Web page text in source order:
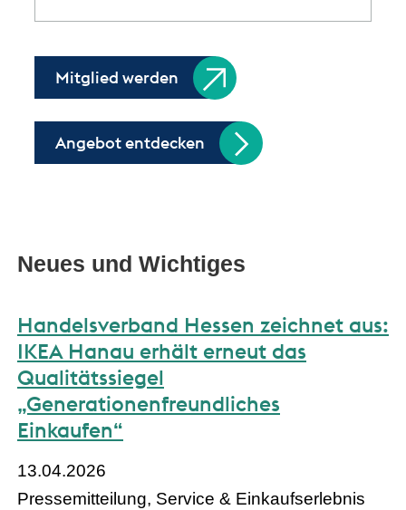
Mitglied werden
Angebot entdecken
Neues und Wichtiges
Handelsverband Hessen zeichnet aus:
IKEA Hanau erhält erneut das
Qualitätssiegel
„Generationenfreundliches
Einkaufen“
13.04.2026
Pressemitteilung, Service & Einkaufserlebnis